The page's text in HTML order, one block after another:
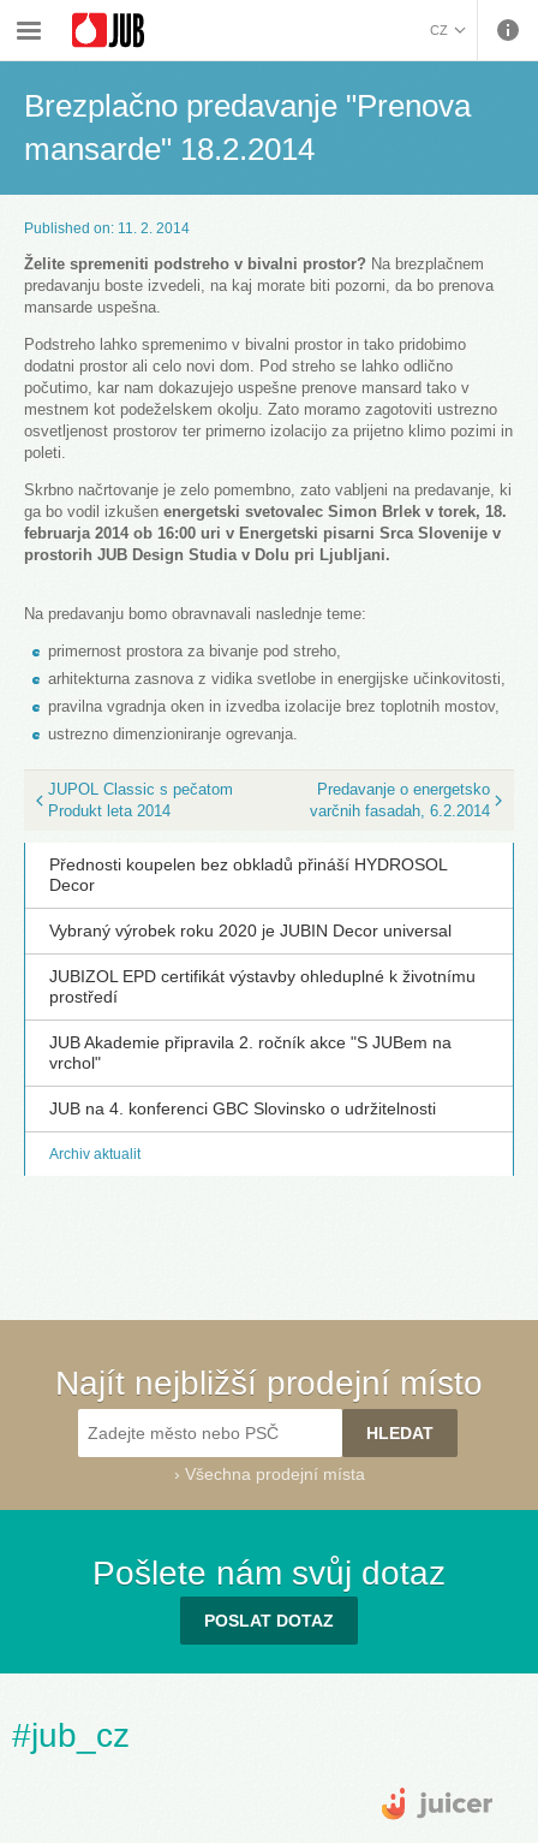
HRVATSKI (CROATIAN)
CZ
ΕΛΛΗΝΙΚΑ (GREEK)
ITALIANO (ITALIAN)
KOSOVA (KOSOVO)
(MACEDONIAN)
ROMÂNĂ (ROMANIAN)
РУССКИЙ (RUSSIAN)
СРПСКИ (SERBIAN)
SLOVENČINA (SLOVAK)
(SLOVENIAN)
Brezplačno predavanje &quot;Prenova mansarde&quot; 18.2.2014
Brezplačno predavanje "Prenova
mansarde" 18.2.2014
Published on: 11. 2. 2014
Želite spremeniti podstreho v bivalni prostor? Na brezplačnem
predavanju boste izvedeli, na kaj morate biti pozorni, da bo prenova
mansarde uspešna.
Podstreho lahko spremenimo v bivalni prostor in tako pridobimo
dodatni prostor ali celo novi dom. Pod streho se lahko odlično
počutimo, kar nam dokazujejo uspešne prenove mansard tako v
mestnem kot podeželskem okolju. Zato moramo zagotoviti ustrezno
osvetljenost prostorov ter primerno izolacijo za prijetno klimo pozimi in
poleti.
Skrbno načrtovanje je zelo pomembno, zato vabljeni na predavanje, ki
ga bo vodil izkušen energetski svetovalec Simon Brlek v torek, 18.
februarja 2014 ob 16:00 uri v Energetski pisarni Srca Slovenije v
prostorih JUB Design Studia v Dolu pri Ljubljani.
Na predavanju bomo obravnavali naslednje teme:
primernost prostora za bivanje pod streho,
arhitekturna zasnova z vidika svetlobe in energijske učinkovitosti,
pravilna vgradnja oken in izvedba izolacije brez toplotnih mostov,
ustrezno dimenzioniranje ogrevanja.
Predavanje o energetsko
varčnih fasadah, 6.2.2014
JUPOL Classic s pečatom
Produkt leta 2014
Přednosti koupelen bez obkladů přináší HYDROSOL
Decor
Vybraný výrobek roku 2020 je JUBIN Decor universal
JUBIZOL EPD certifikát výstavby ohleduplné k životnímu
prostředí
JUB Akademie připravila 2. ročník akce "S JUBem na
vrchol"
JUB na 4. konferenci GBC Slovinsko o udržitelnosti
Archiv aktualit
Najít nejbližší prodejní místo
› Všechna prodejní místa
Pošlete nám svůj dotaz
POSLAT DOTAZ
#jub_cz